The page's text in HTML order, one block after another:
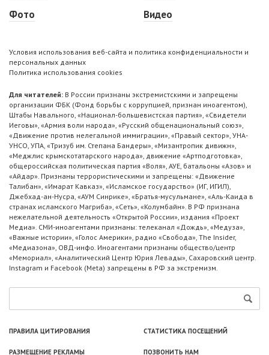
Фото
Видео
Условия использования веб-сайта и политика конфиденциальности и
персональных данных
Политика использования cookies
Для читателей: В России признаны экстремистскими и запрещены
организации ФБК (Фонд борьбы с коррупцией, признан иноагентом),
Штабы Навального, «Национал-большевистская партия», «Свидетели
Иеговы», «Армия воли народа», «Русский общенациональный союз»,
«Движение против нелегальной иммиграции», «Правый сектор», УНА-
УНСО, УПА, «Тризуб им. Степана Бандеры», «Мизантропик дивижн»,
«Меджлис крымскотатарского народа», движение «Артподготовка»,
общероссийская политическая партия «Воля», АУЕ, батальоны «Азов» и
«Айдар». Признаны террористическими и запрещены: «Движение
Талибан», «Имарат Кавказ», «Исламское государство» (ИГ, ИГИЛ),
Джебхад-ан-Нусра, «АУМ Синрике», «Братья-мусульмане», «Аль-Каида в
странах исламского Магриба», «Сеть», «Колумбайн». В РФ признана
нежелательной деятельность «Открытой России», издания «Проект
Медиа». СМИ-иноагентами признаны: телеканал «Дождь», «Медуза»,
«Важные истории», «Голос Америки», радио «Свобода», The Insider,
«Медиазона», ОВД-инфо. Иноагентами признаны общество/центр
«Мемориал», «Аналитический Центр Юрия Левады», Сахаровский центр.
Instagram и Facebook (Metа) запрещены в РФ за экстремизм.
ПРАВИЛА ЦИТИРОВАНИЯ СТАТИСТИКА ПОСЕЩЕНИЙ
РАЗМЕЩЕНИЕ РЕКЛАМЫ ПОЗВОНИТЬ НАМ